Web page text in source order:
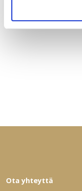
Ota yhteyttä